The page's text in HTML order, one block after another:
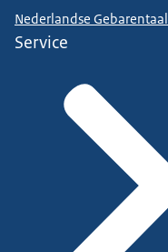
Nederlandse Gebarentaal
Service